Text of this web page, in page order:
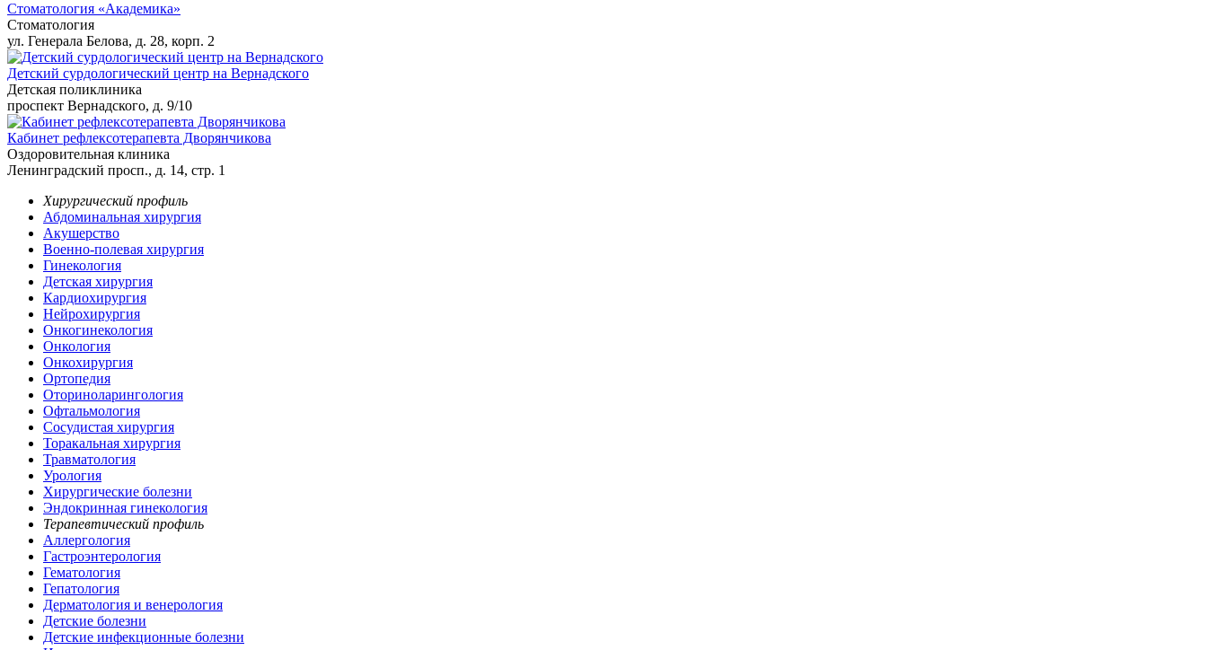
Стоматология «Академика»
Стоматология
ул. Генерала Белова, д. 28, корп. 2
Детский сурдологический центр на Вернадского
Детская поликлиника
проспект Вернадского, д. 9/10
Кабинет рефлексотерапевта Дворянчикова
Оздоровительная клиника
Ленинградский просп., д. 14, стр. 1
Хирургический профиль
Абдоминальная хирургия
Акушерство
Военно-полевая хирургия
Гинекология
Детская хирургия
Кардиохирургия
Нейрохирургия
Онкогинекология
Онкология
Онкохирургия
Ортопедия
Оториноларингология
Офтальмология
Сосудистая хирургия
Торакальная хирургия
Травматология
Урология
Хирургические болезни
Эндокринная гинекология
Терапевтический профиль
Аллергология
Гастроэнтерология
Гематология
Гепатология
Дерматология и венерология
Детские болезни
Детские инфекционные болезни